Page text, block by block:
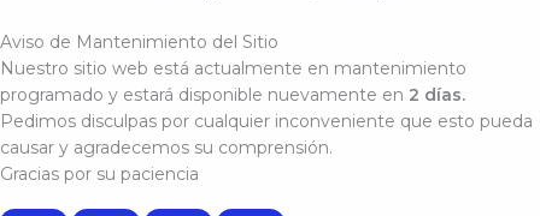
Aviso de Mantenimiento del Sitio
Nuestro sitio web está actualmente en mantenimiento
programado y estará disponible nuevamente en 2 días.
Pedimos disculpas por cualquier inconveniente que esto pueda
causar y agradecemos su comprensión.
Gracias por su paciencia